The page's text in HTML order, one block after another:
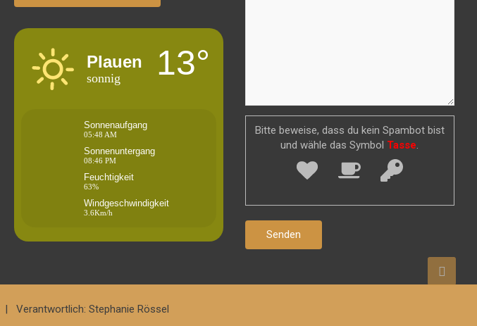
Plauen
sonnig 13°
Sonnenaufgang
05:48 AM
Sonnenuntergang
08:46 PM
Feuchtigkeit
63%
Windgeschwindigkeit
3.6Km/h
Bitte beweise, dass du kein Spambot bist
und wähle das Symbol Tasse.
Verantwortlich: Stephanie Rössel